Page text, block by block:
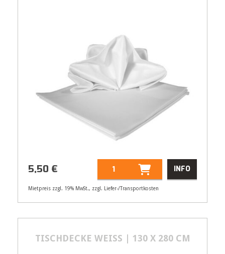
Artikelnummer
21104
Größenangabe:
(B | T) 220 | 130 cm
5,50 € INFO
Mietpreis zzgl. 19% MwSt., zzgl. Liefer-/Transportkosten
TISCHDECKE WEISS | 130 X 280 CM